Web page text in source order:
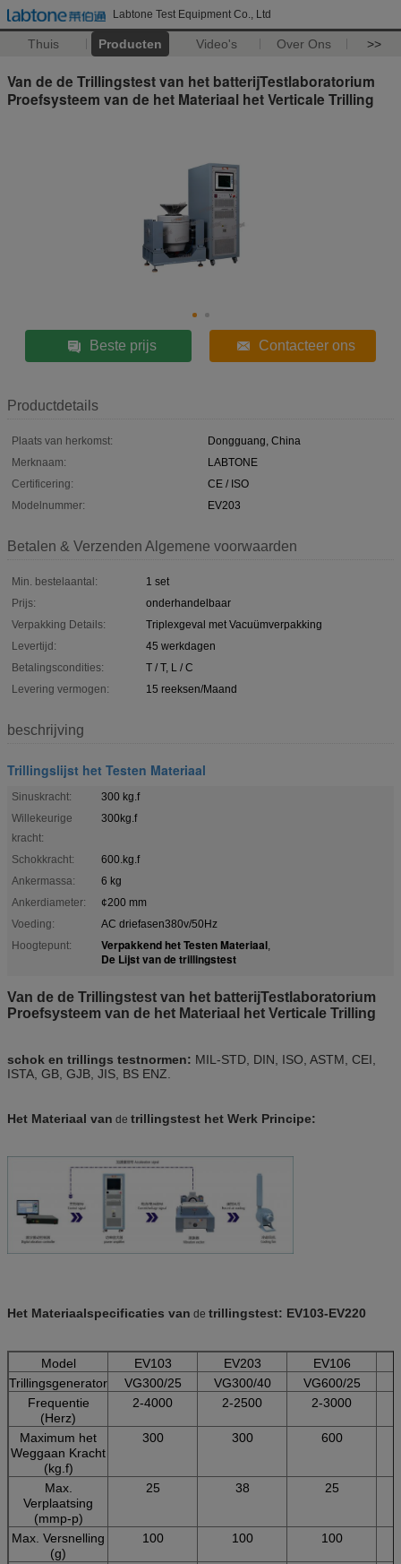
Labtone Test Equipment Co., Ltd
Thuis Producten Video's Over Ons >>
Van de de Trillingstest van het batterijTestlaboratorium
Proefsysteem van de het Materiaal het Verticale Trilling
Beste prijs Contacteer ons
Productdetails
Plaats van herkomst:
Dongguang, China
Merknaam:
LABTONE
Certificering:
CE / ISO
Modelnummer:
EV203
Betalen & Verzenden Algemene voorwaarden
Min. bestelaantal:
1 set
Prijs:
onderhandelbaar
Verpakking Details:
Triplexgeval met Vacuümverpakking
Levertijd:
45 werkdagen
Betalingscondities:
T / T, L / C
Levering vermogen:
15 reeksen/Maand
beschrijving
Trillingslijst het Testen Materiaal
Sinuskracht:
300 kg.f
Willekeurige
kracht:
300kg.f
Schokkracht:
600.kg.f
Ankermassa:
6 kg
Ankerdiameter:
¢200 mm
Voeding:
AC driefasen380v/50Hz
Hoogtepunt:
Verpakkend het Testen Materiaal,
De Lijst van de trillingstest
Van de de Trillingstest van het batterijTestlaboratorium
Proefsysteem van de het Materiaal het Verticale Trilling
schok en trillings testnormen: MIL-STD, DIN, ISO, ASTM, CEI,
ISTA, GB, GJB, JIS, BS ENZ.
Het Materiaal van de trillingstest het Werk Principe:
Het Materiaalspecificaties van de trillingstest: EV103-EV220
Model EV103 EV203
EV106
Trillingsgenerator
VG300/25 VG300/40 VG600/25
Frequentie
(Herz)
2-4000 2-2500 2-3000
Maximum het
Weggaan Kracht
(kg.f)
300 300 600
Max.
Verplaatsing
(mmp-p)
25 38 25
Max. Versnelling
(g)
100 100 100